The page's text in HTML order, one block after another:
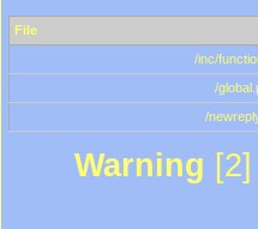
File
/inc/
/
/
Warning